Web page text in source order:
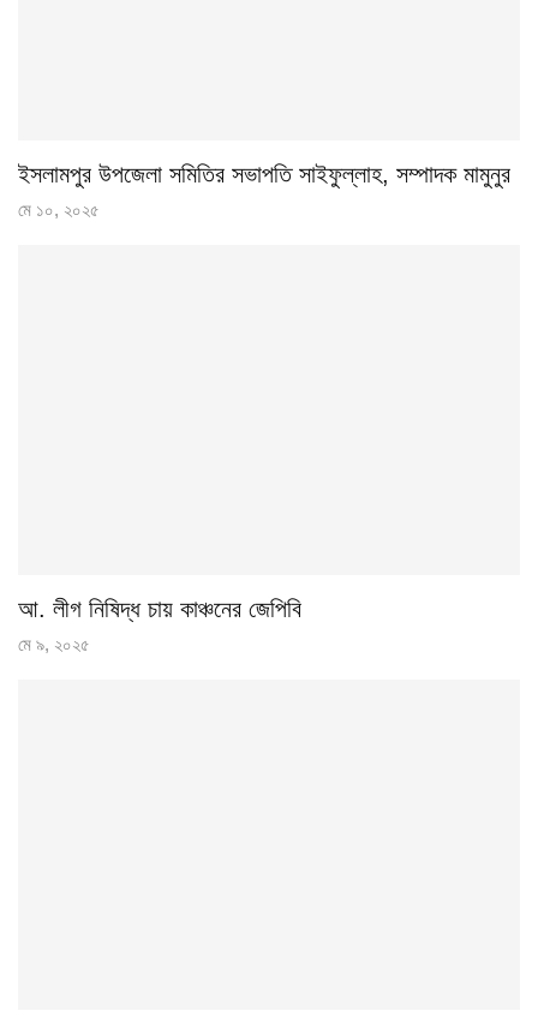
ইসলামপুর উপজেলা সমিতির সভাপতি সাইফুল্লাহ, সম্পাদক মামুনুর
মে ১০, ২০২৫
আ. লীগ নিষিদ্ধ চায় কাঞ্চনের জেপিবি
মে ৯, ২০২৫